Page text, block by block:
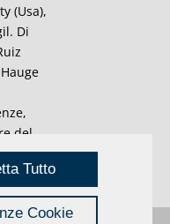
(Usa),
Di
del
Tutto
Cookie